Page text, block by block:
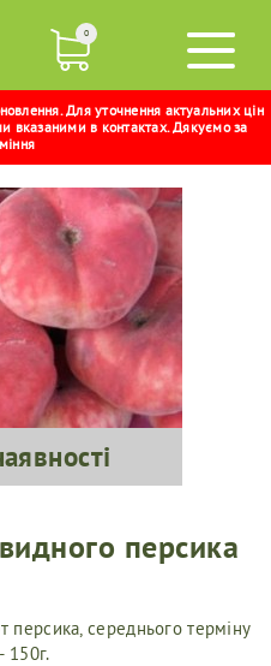
0
Для уточнення актуальних цін
вказаними в контактах. Дякуємо за
персика
персика, середнього терміну
150г.